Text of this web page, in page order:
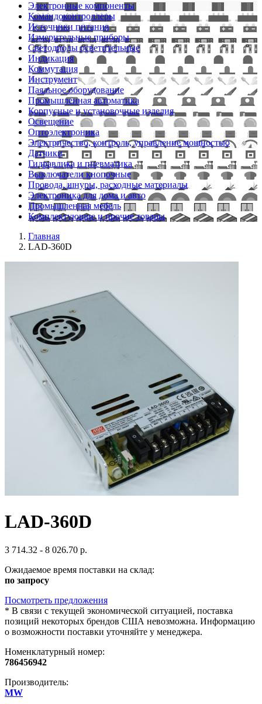
Электронные компоненты
Командоконтроллеры
Источники питания
Измерительные приборы
Светодиоды осветительные
Индикация
Коммутация
Инструмент
Паяльное оборудование
Промышленная автоматика
Корпусные и установочные изделия
Освещение
Оптоэлектроника
Электричество, контроль, управление мощностью
Датчики
Гидравлика и пневматика
Выключатели кнопочные
Провода, шнуры, расходные материалы
Электроника для дома и авто
Промышленная мебель
Комплектующие и прочие товары
Главная
LAD-360D
LAD-360D
3 714.32 - 8 026.70 р.
Ожидаемое время поставки на склад:
по запросу
Посмотреть предложения
* В связи с текущей экономической ситуацией, поставка
позиций некоторых брендов США невозможна. Информацию
о возможности поставки уточняйте у менеджера.
Номенклатурный номер:
786456942
Производитель:
MW